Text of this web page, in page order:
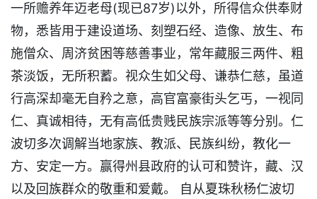
一所赡养年迈老母(现已87岁)以外，所得信众供奉财
物，悉皆用于建设道场、刻塑石经、造像、放生、布
施僧众、周济贫困等慈善事业，常年藏服三两件、粗
茶淡饭，无所积蓄。视众生如父母、谦恭仁慈，虽道
行高深却毫无自矜之意，高官富豪街头乞丐，一视同
仁、真诚相待，无有高低贵贱民族宗派等等分别。仁
波切多次调解当地家族、教派、民族纠纷，教化一
方、安定一方。赢得州县政府的认可和赞许，藏、汉
以及回族群众的敬重和爱戴。 自从夏珠秋杨仁波切